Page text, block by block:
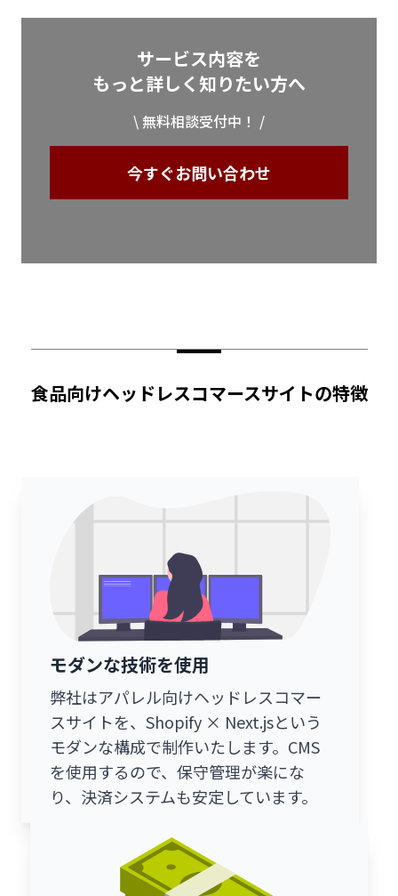
サービス内容を
もっと詳しく知りたい方へ
\ 無料相談受付中！ /
今すぐお問い合わせ
食品向けヘッドレスコマースサイトの特徴
モダンな技術を使用
弊社はアパレル向けヘッドレスコマー
スサイトを、Shopify × Next.jsという
モダンな構成で制作いたします。CMS
を使用するので、保守管理が楽にな
り、決済システムも安定しています。